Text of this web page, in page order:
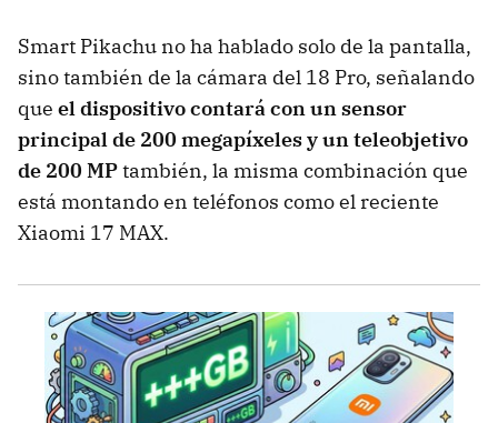
Smart Pikachu no ha hablado solo de la pantalla,
sino también de la cámara del 18 Pro, señalando
que el dispositivo contará con un sensor
principal de 200 megapíxeles y un teleobjetivo
de 200 MPtambién, la misma combinación que
está montando en teléfonos como el reciente
Xiaomi 17 MAX.